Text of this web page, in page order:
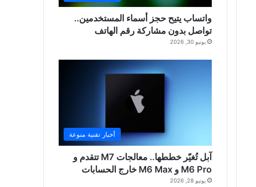
واتساب يتيح حجز أسماء المستخدمين..
تواصل بدون مشاركة رقم الهاتف
يونيو 30, 2026
أخبار تقنية منوعة
آبل تُغيّر خططها.. معالجات M7 تتقدم و
M6 Pro و M6 Max خارج الحسابات
يونيو 28, 2026